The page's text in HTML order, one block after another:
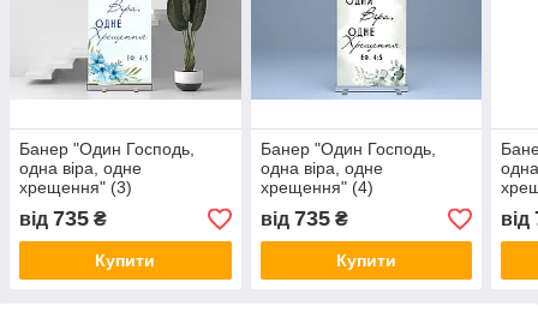
Банер "Один Господь,
одна віра, одне
хрещення" (3)
від 735 ₴
Купити
Банер "Один Господь,
одна віра, одне
хрещення" (4)
від 735₴
Купити
від